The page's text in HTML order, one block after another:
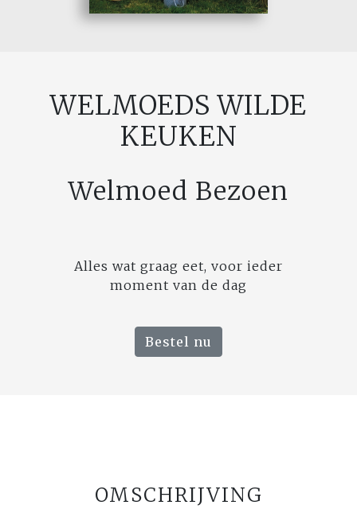
WELMOEDS WILDE
KEUKEN
Welmoed Bezoen
Alles wat graag eet, voor ieder
moment van de dag
Bestel nu
OMSCHRIJVING